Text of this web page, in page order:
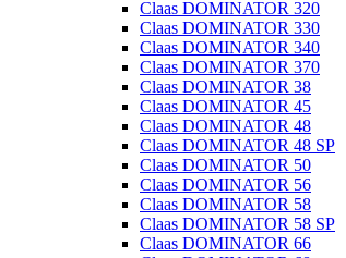
Claas DOMINATOR 320
Claas DOMINATOR 330
Claas DOMINATOR 340
Claas DOMINATOR 370
Claas DOMINATOR 38
Claas DOMINATOR 45
Claas DOMINATOR 48
Claas DOMINATOR 48 SP
Claas DOMINATOR 50
Claas DOMINATOR 56
Claas DOMINATOR 58
Claas DOMINATOR 58 SP
Claas DOMINATOR 66